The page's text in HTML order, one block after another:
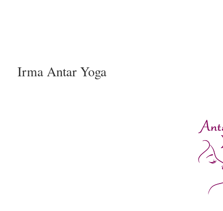
Irma Antar Yoga